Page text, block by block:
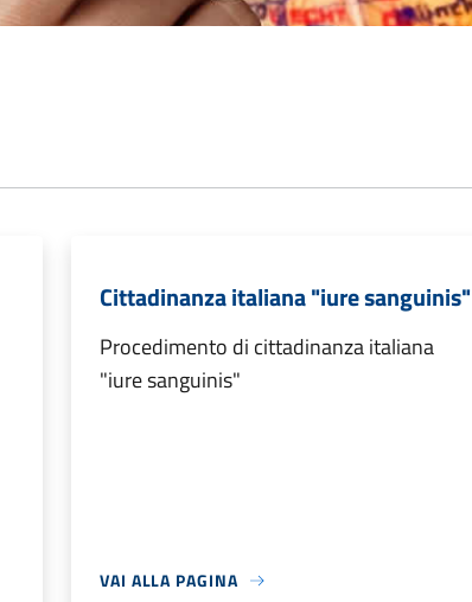
Cittadinanza italiana "iure sanguinis"
Procedimento di cittadinanza italiana
"iure sanguinis"
VAI ALLA PAGINA